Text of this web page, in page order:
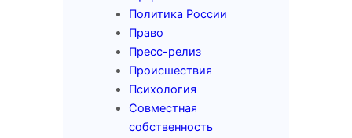
Политика России
Право
Пресс-релиз
Происшествия
Психология
Совместная
собственность